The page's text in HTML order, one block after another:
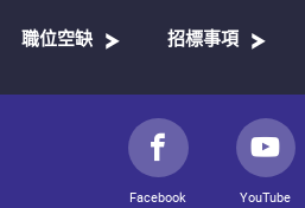
職位空缺 招標事項
Facebook YouTube